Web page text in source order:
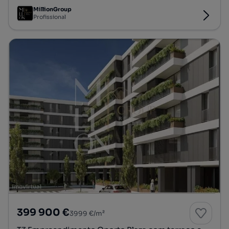
MillionGroup
Profissional
399 900 €3999 €/m²